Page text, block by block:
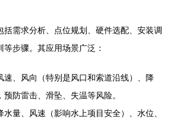
括需求分析、点位规划、硬件选配、安装调
步骤。其应用场景广泛：
速、风向（特别是风口和索道沿线）、降
防雷击、滑坠、失温等风险。
水量、风速（影响水上项目安全）、水位、